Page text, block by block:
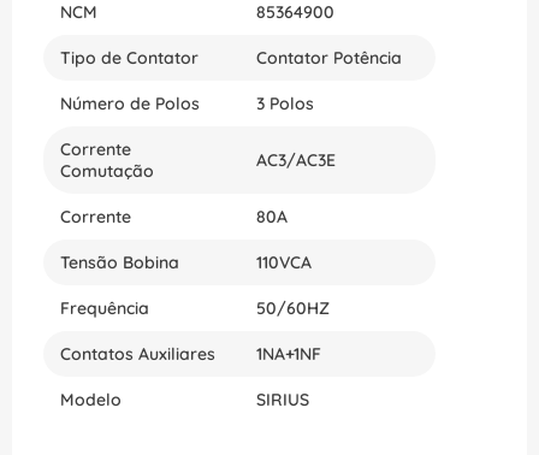
NCM 85364900
Tipo de Contator Contator Potência
Número de Polos 3 Polos
Corrente
Comutação
AC3/AC3E
Corrente 80A
Tensão Bobina 110VCA
Frequência 50/60HZ
Contatos Auxiliares 1NA+1NF
Modelo SIRIUS